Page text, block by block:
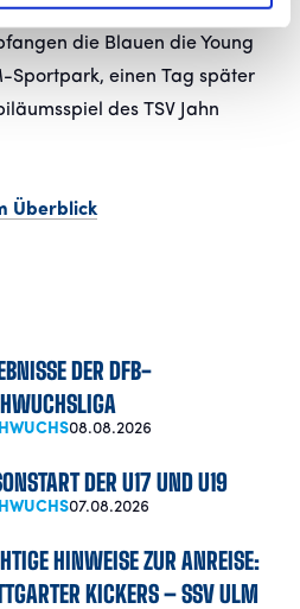
von Holger Bachthaler.
die Blauen die Young
Sportpark, einen Tag später
des TSV Jahn
Überblick
DER DFB-
08.08.2026
DER U17 UND U19
07.08.2026
HINWEISE ZUR ANREISE:
KICKERS – SSV ULM